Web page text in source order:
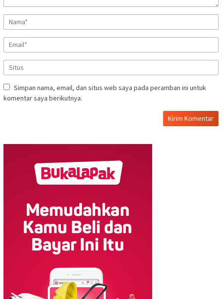
Simpan nama, email, dan situs web saya pada peramban ini untuk
komentar saya berikutnya.